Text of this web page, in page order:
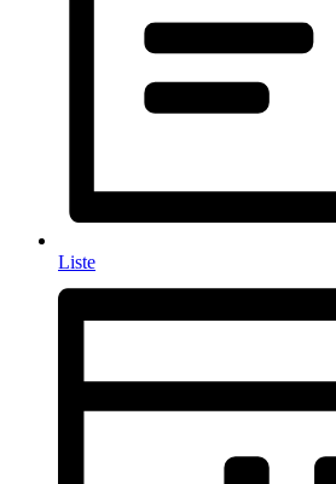
Liste